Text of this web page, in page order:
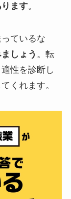
ます。
ているな
しょう 。転
性を診断し
くれます。